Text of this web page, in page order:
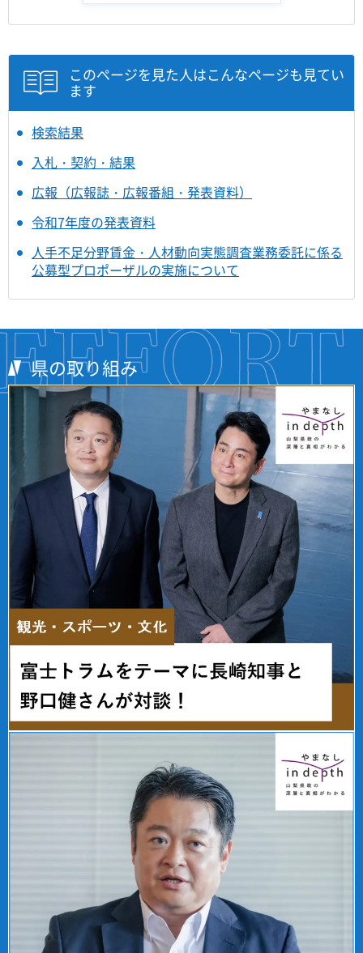
このページを見た人はこんなページも見てい
ます
検索結果
入札・契約・結果
広報（広報誌・広報番組・発表資料）
令和7年度の発表資料
人手不足分野賃金・人材動向実態調査業務委託に係る
公募型プロポーザルの実施について
県の取り組み